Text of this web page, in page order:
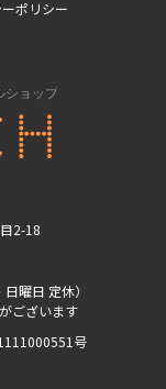
2-18
日 定休）
ございます
号
ポリシー